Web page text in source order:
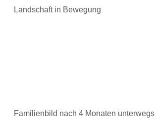
Landschaft in Bewegung
Familienbild nach 4 Monaten unterwegs